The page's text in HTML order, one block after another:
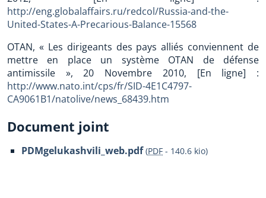
http://eng.globalaffairs.ru/redcol/Russia-and-the-
United-States-A-Precarious-Balance-15568
OTAN, « Les dirigeants des pays alliés conviennent de
mettre en place un système OTAN de défense
antimissile », 20 Novembre 2010, [En ligne] :
http://www.nato.int/cps/fr/SID-4E1C4797-
CA9061B1/natolive/news_68439.htm
Document joint
PDMgelukashvili_web.pdf (PDF - 140.6 kio)